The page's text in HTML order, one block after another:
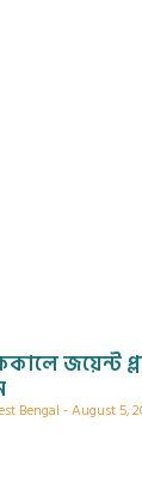
জয়েন্ট
Bengal August 5,